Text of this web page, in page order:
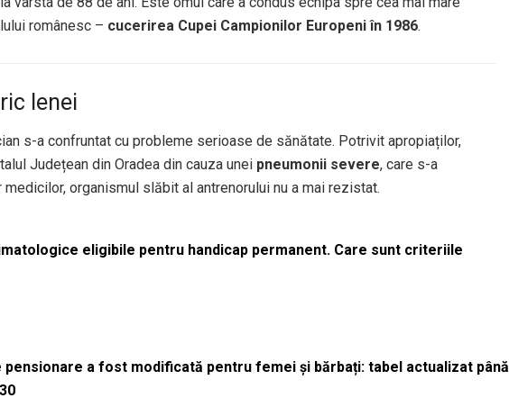
românesc – cucerirea Cupei Campionilor Europeni în 1986.
Ienei
s-a confruntat cu probleme serioase de sănătate. Potrivit apropiaților,
Județean din Oradea din cauza unei pneumonii severe, care s-a
organismul slăbit al antrenorului nu a mai rezistat.
eligibile pentru handicap permanent. Care sunt criteriile
pensionare a fost modificată pentru femei și bărbați: tabel actualizat până